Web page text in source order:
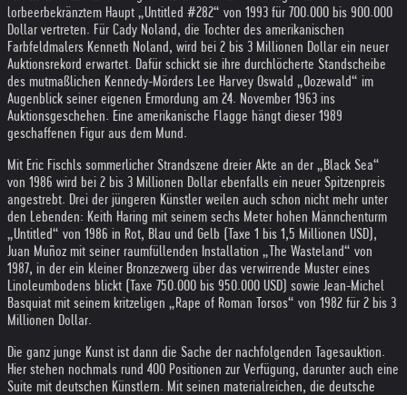
lorbeerbekränztem Haupt „Untitled #282“ von 1993 für 700.000 bis 900.000
Dollar vertreten. Für Cady Noland, die Tochter des amerikanischen
Farbfeldmalers Kenneth Noland, wird bei 2 bis 3 Millionen Dollar ein neuer
Auktionsrekord erwartet. Dafür schickt sie ihre durchlöcherte Standscheibe
des mutmaßlichen Kennedy-Mörders Lee Harvey Oswald „Oozewald“ im
Augenblick seiner eigenen Ermordung am 24. November 1963 ins
Auktionsgeschehen. Eine amerikanische Flagge hängt dieser 1989
geschaffenen Figur aus dem Mund.
Mit Eric Fischls sommerlicher Strandszene dreier Akte an der „Black Sea“
von 1986 wird bei 2 bis 3 Millionen Dollar ebenfalls ein neuer Spitzenpreis
angestrebt. Drei der jüngeren Künstler weilen auch schon nicht mehr unter
den Lebenden: Keith Haring mit seinem sechs Meter hohen Männchenturm
„Untitled“ von 1986 in Rot, Blau und Gelb (Taxe 1 bis 1,5 Millionen USD),
Juan Muñoz mit seiner raumfüllenden Installation „The Wasteland“ von
1987, in der ein kleiner Bronzezwerg über das verwirrende Muster eines
Linoleumbodens blickt (Taxe 750.000 bis 950.000 USD) sowie Jean-Michel
Basquiat mit seinem kritzeligen „Rape of Roman Torsos“ von 1982 für 2 bis 3
Millionen Dollar.
Die ganz junge Kunst ist dann die Sache der nachfolgenden Tagesauktion.
Hier stehen nochmals rund 400 Positionen zur Verfügung, darunter auch eine
Suite mit deutschen Künstlern. Mit seinen materialreichen, die deutsche